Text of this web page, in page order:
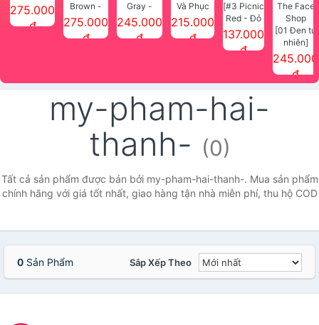
SMART
PEELING
275.000
đ
Brown -
Nâu Sáng]
Phấn che
275.000
đ
Gray -
Khói] Bột
kẻ chân
Face Shop
245.000
đ
Và Phục
Hồi Tóc
Essential
215.000
đ
[#3 Picnic
Red - Đỏ
cam] Son
Face
Shop
137.000
đ
[01 Đen tự
nhiên]
Mascara
che phủ
Shop
245.000
đ
my-pham-hai-
thanh- (0)
Tất cả sản phẩm được bán bởi my-pham-hai-thanh-. Mua sản phẩm
chính hãng với giá tốt nhất, giao hàng tận nhà miễn phí, thu hộ COD
0 Sản Phẩm Sắp Xếp Theo